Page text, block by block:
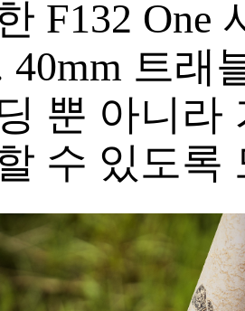
F132 One
40mm 트래
뿐 아니라
수 있도록